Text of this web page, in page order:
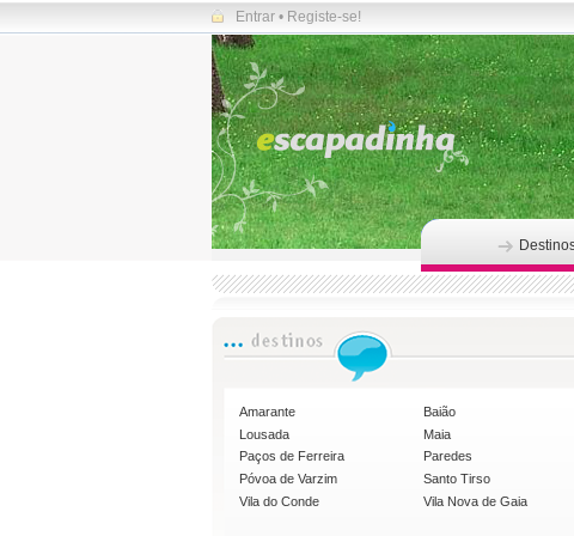
Entrar • Registe-se!
Amarante Baião
Lousada
Maia
Paços de Ferreira
Paredes
Póvoa de Varzim
Santo Tirso
Vila do Conde
Vila Nova de Gaia